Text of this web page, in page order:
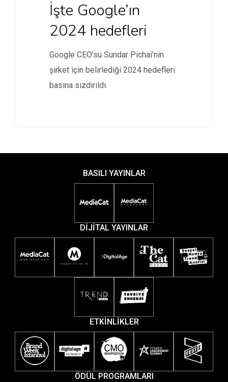
İşte Google’ın
2024 hedefleri
Google CEO’su Sundar Pichai’nin
şirket için belirlediği 2024 hedefleri
basına sızdırıldı.
BASILI YAYINLAR
DİJİTAL YAYINLAR
ETKİNLİKLER
ÖDÜL PROGRAMLARI